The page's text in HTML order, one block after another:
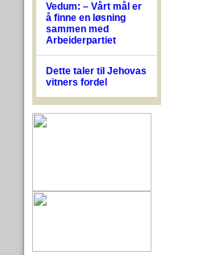
Vedum: – Vårt mål er
å finne en løsning
sammen med
Arbeiderpartiet
Dette taler til Jehovas
vitners fordel